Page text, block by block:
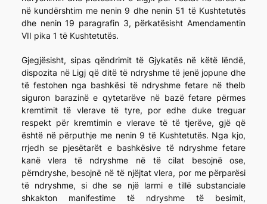
në kundërshtim me nenin 9 dhe nenin 51 të Kushtetutës
dhe nenin 19 paragrafin 3, përkatësisht Amendamentin
VII pika 1 të Kushtetutës.
Gjegjësisht, sipas qëndrimit të Gjykatës në këtë lëndë,
dispozita në Ligj që ditë të ndryshme të jenë jopune dhe
të festohen nga bashkësi të ndryshme fetare në thelb
siguron barazinë e qytetarëve në bazë fetare përmes
kremtimit të vlerave të tyre, por edhe duke treguar
respekt për kremtimin e vlerave të të tjerëve, gjë që
është në përputhje me nenin 9 të Kushtetutës. Nga kjo,
rrjedh se pjesëtarët e bashkësive të ndryshme fetare
kanë vlera të ndryshme në të cilat besojnë ose,
përndryshe, besojnë në të njëjtat vlera, por me përparësi
të ndryshme, si dhe se një larmi e tillë substanciale
shkakton manifestime të ndryshme të besimit,